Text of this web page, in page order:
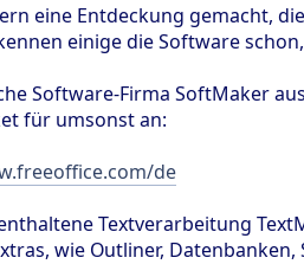
eine Entdeckung gemacht,
einige die Software
Software-Firma SoftMaker
für umsonst an:
de
Textverarbeitung
wie Outliner,